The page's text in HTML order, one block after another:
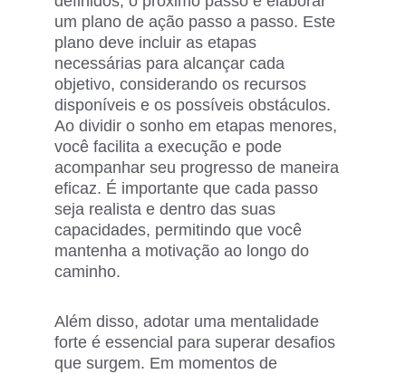
um plano de ação passo a passo. Este
plano deve incluir as etapas
necessárias para alcançar cada
objetivo, considerando os recursos
disponíveis e os possíveis obstáculos.
Ao dividir o sonho em etapas menores,
você facilita a execução e pode
acompanhar seu progresso de maneira
eficaz. É importante que cada passo
seja realista e dentro das suas
capacidades, permitindo que você
mantenha a motivação ao longo do
caminho.
Além disso, adotar uma mentalidade
forte é essencial para superar desafios
que surgem. Em momentos de